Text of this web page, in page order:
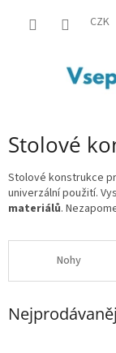
CZK
Stolové
Stolové konstrukce
univerzální použití.
materiálů.
Nohy